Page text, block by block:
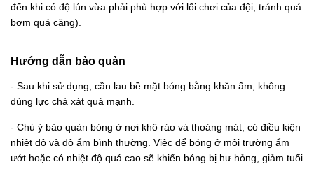
đến khi có độ lún vừa phải phù hợp với lối chơi của đội, tránh quá
bơm quá căng).
Hướng dẫn bảo quản
- Sau khi sử dụng, cần lau bề mặt bóng bằng khăn ẩm, không
dùng lực chà xát quá mạnh.
- Chú ý bảo quản bóng ở nơi khô ráo và thoáng mát, có điều kiện
nhiệt độ và độ ẩm bình thường. Việc để bóng ở môi trường ẩm
ướt hoặc có nhiệt độ quá cao sẽ khiến bóng bị hư hỏng, giảm tuổi